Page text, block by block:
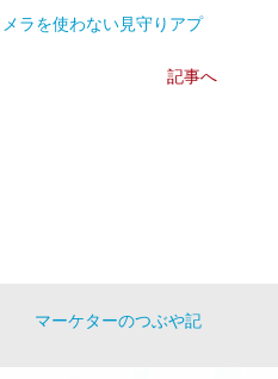
ラを使わない見守りアプ
記事へ
マーケターのつぶや記